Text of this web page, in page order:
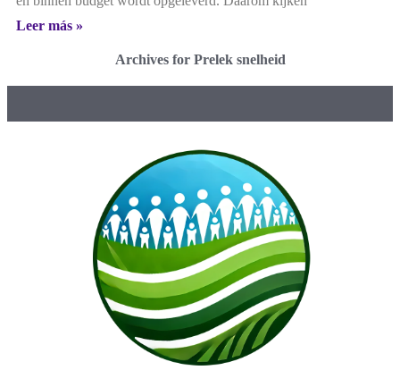
Leer más »
Archives for Prelek snelheid